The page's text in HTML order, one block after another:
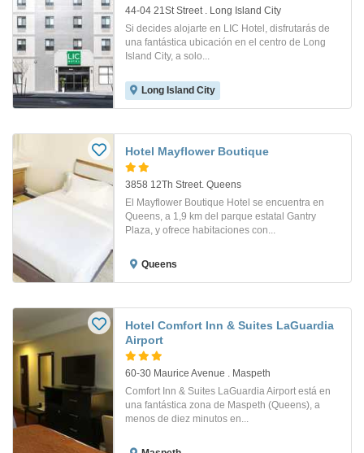
44-04 21St Street . Long Island City
Si decides alojarte en LIC Hotel, disfrutarás de
una fantástica ubicación en el centro de Long
Island City, a solo...
Long Island City
Hotel Mayflower Boutique
3858 12Th Street. Queens
El Mayflower Boutique Hotel se encuentra en
Queens, a 1,9 km del parque estatal Gantry
Plaza, y ofrece habitaciones con...
Queens
Hotel Comfort Inn & Suites LaGuardia
Airport
60-30 Maurice Avenue . Maspeth
Comfort Inn & Suites LaGuardia Airport está en
una fantástica zona de Maspeth (Queens), a
menos de diez minutos en...